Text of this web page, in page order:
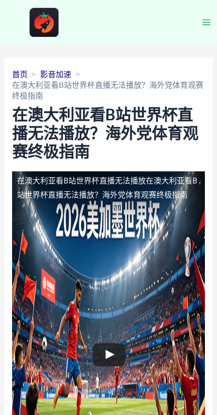
首页
影音加速
在澳大利亚看B站世界杯直播无法播放？海外党体育观赛
终极指南
在澳大利亚看B站世界杯直
播无法播放？海外党体育观
赛终极指南
在澳大利亚看B站世界杯直播无法播放在澳大利亚看B
站世界杯直播无法播放？海外党体育观赛终极指南